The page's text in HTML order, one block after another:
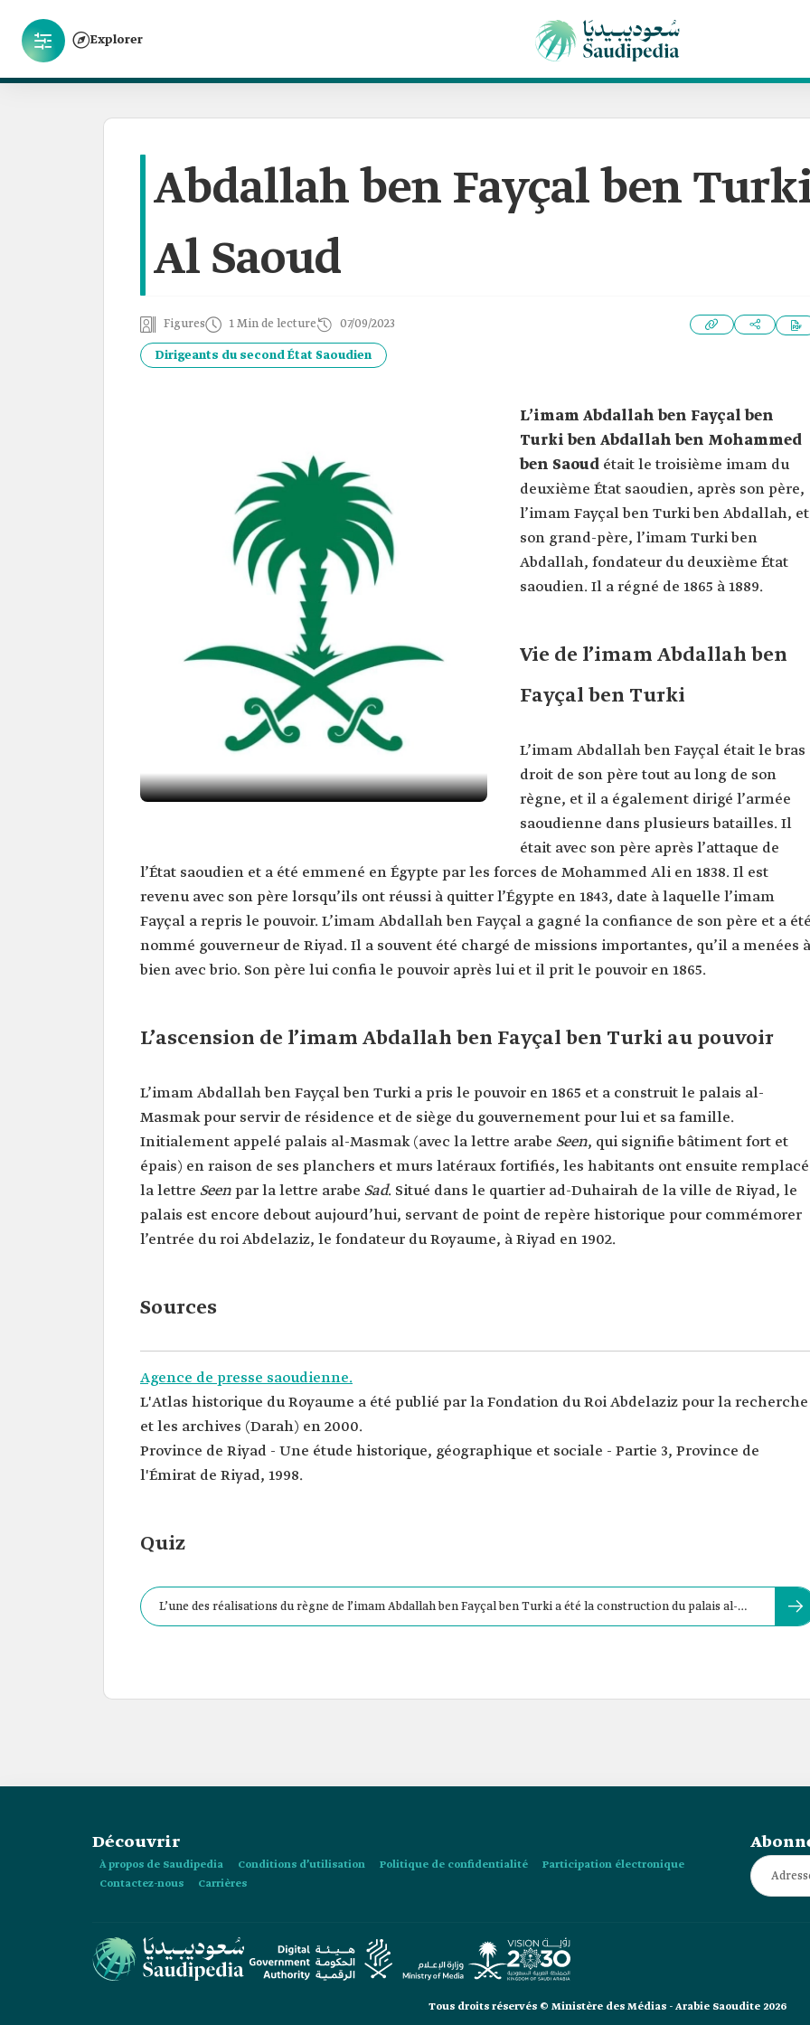
Explorer
Abdallah ben Fayçal ben
Al Saoud
Figures 1 Min de lecture 07/09/2023
Dirigeants du second État Saoudien
L’imam Abdallah ben Fayçal ben
Turki ben Abdallah ben Mohammed
ben Saoud était le troisième imam du
deuxième État saoudien, après son père,
l’imam Fayçal ben Turki ben Abdallah, et
son grand-père, l’imam Turki ben
Abdallah, fondateur du deuxième État
saoudien. Il a régné de 1865 à 1889.
Vie de l’imam Abdallah ben
Fayçal ben Turki
L’imam Abdallah ben Fayçal était le bras
droit de son père tout au long de son
règne, et il a également dirigé l’armée
saoudienne dans plusieurs batailles. Il
était avec son père après l’attaque de
l’État saoudien et a été emmené en Égypte par les forces de Mohammed Ali en 1838. Il est
revenu avec son père lorsqu’ils ont réussi à quitter l’Égypte en 1843, date à laquelle l’imam
Fayçal a repris le pouvoir. L’imam Abdallah ben Fayçal a gagné la confiance de son père et a
nommé gouverneur de Riyad. Il a souvent été chargé de missions importantes, qu’il a menées à
bien avec brio. Son père lui confia le pouvoir après lui et il prit le pouvoir en 1865.
L’ascension de l’imam Abdallah ben Fayçal ben Turki au pouvoir
L’imam Abdallah ben Fayçal ben Turki a pris le pouvoir en 1865 et a construit le palais al-
Masmak pour servir de résidence et de siège du gouvernement pour lui et sa famille.
Initialement appelé palais al-Masmak (avec la lettre arabe Seen, qui signifie bâtiment fort et
épais) en raison de ses planchers et murs latéraux fortifiés, les habitants ont ensuite remplacé
la lettre Seenpar la lettre arabe Sad. Situé dans le quartier ad-Duhairah de la ville de Riyad, le
palais est encore debout aujourd’hui, servant de point de repère historique pour commémorer
l’entrée du roi Abdelaziz, le fondateur du Royaume, à Riyad en 1902.
Sources
Agence de presse saoudienne.
L'Atlas historique du Royaume a été publié par la Fondation du Roi Abdelaziz pour la recherche
et les archives (Darah) en 2000.
Province de Riyad - Une étude historique, géographique et sociale - Partie 3, Province de
l'Émirat de Riyad, 1998.
Quiz
L’une des réalisations du règne de l’imam Abdallah ben Fayçal ben Turki a été la construction du palais al-
Découvrir
À propos de Saudipedia Conditions d’utilisation Politique de confidentialité
Participation électronique
Contactez-nous
Carrières
Tous droits réservés © Ministère des Médias - Arabie Saoudite 2026